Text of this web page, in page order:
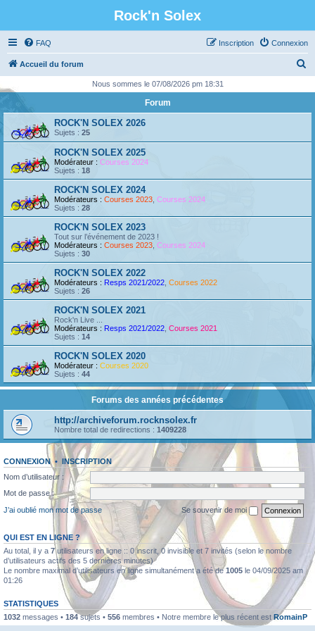
Rock'n Solex
FAQ Connexion
Inscription
Accueil du forum
h
h
r
Nous sommes le 07/08/2026 pm 18:31
Forum
ROCK'N SOLEX 2026
Sujets : 25
ROCK'N SOLEX 2025
Modérateur : Courses 2024
Sujets : 18
ROCK'N SOLEX 2024
Modérateurs : Courses 2023 Courses 2024
Sujets : 28
ROCK'N SOLEX 2023
Tout sur l’événement de 2023 !
Modérateurs : Courses 2023 Courses 2024
Sujets : 30
ROCK'N SOLEX 2022
Modérateurs : Resps 2021/2022 Courses 2022
Sujets : 26
ROCK'N SOLEX 2021
Rock'n Live ...
Modérateurs : Resps 2021/2022 Courses 2021
Sujets : 14
ROCK'N SOLEX 2020
Modérateur : Courses 2020
Sujets : 44
Forums des années précédentes
http://archiveforum.rocknsolex.fr
Nombre total de redirections : 1409228
CONNEXION• INSCRIPTION
Nom d’utilisateur :
Mot de passe :
J’ai oublié mon mot de passe
Se souvenir de moi
QUI EST EN LIGNE ?
Au total, il y a 7utilisateurs en ligne :: 0 inscrit, 0 invisible et 7 invités (selon le nombre
d’utilisateurs actifs des 5 dernières minutes)
Le nombre maximal d’utilisateurs en ligne simultanément a été de1005 le 04/09/2025 am
01:26
STATISTIQUES
1032 messages • 184sujets • 556 membres • Notre membre le plus récent est RomainP